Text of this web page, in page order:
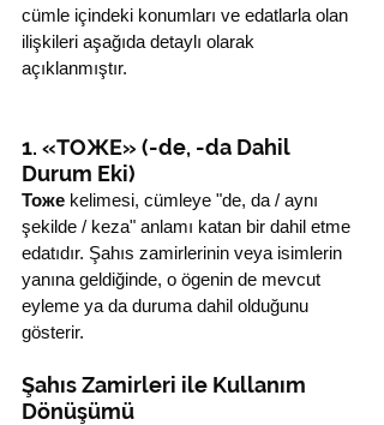
cümle içindeki konumları ve edatlarla olan
ilişkileri aşağıda detaylı olarak
açıklanmıştır.
1. «ТОЖЕ» (-de, -da Dahil
Durum Eki)
Тоже kelimesi, cümleye "de, da / aynı
şekilde / keza" anlamı katan bir dahil etme
edatıdır. Şahıs zamirlerinin veya isimlerin
yanına geldiğinde, o ögenin de mevcut
eyleme ya da duruma dahil olduğunu
gösterir.
Şahıs Zamirleri ile Kullanım
Dönüşümü